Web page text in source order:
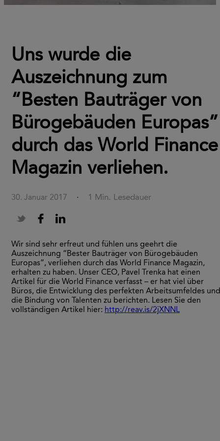
Uns wurde die
Auszeichnung zum
“Besten Bauträger von
Bürogebäuden Europas”
durch das World Finance
Magazin verliehen.
30. Januar 2017 · 1 Min. Lesedauer
Wir sind sehr erfreut und fühlen uns geehrt die
Auszeichnung “Bester Bauträger von Bürogebäuden
Europas”, verliehen durch das World Finance Magazin,
erhalten zu haben. Unser CEO, Pavel Trenka hat einen
Artikel für die World Finance verfasst – er hat viel über
Büros, die Entwicklung des perfekten Arbeitsumfeldes und
die Bindung von Talenten zu berichten. Lesen Sie den
vollständigen Artikel hier: http://reav.is/2jXNNL